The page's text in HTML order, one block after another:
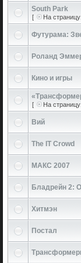
South Park
[ На страницу:
Футурама:
Роланд
Кино и игры
[ На страницу:
Вий
The IT Crowd
МАКС 2007
Бладрейн 2:
Хитмэн
Постал